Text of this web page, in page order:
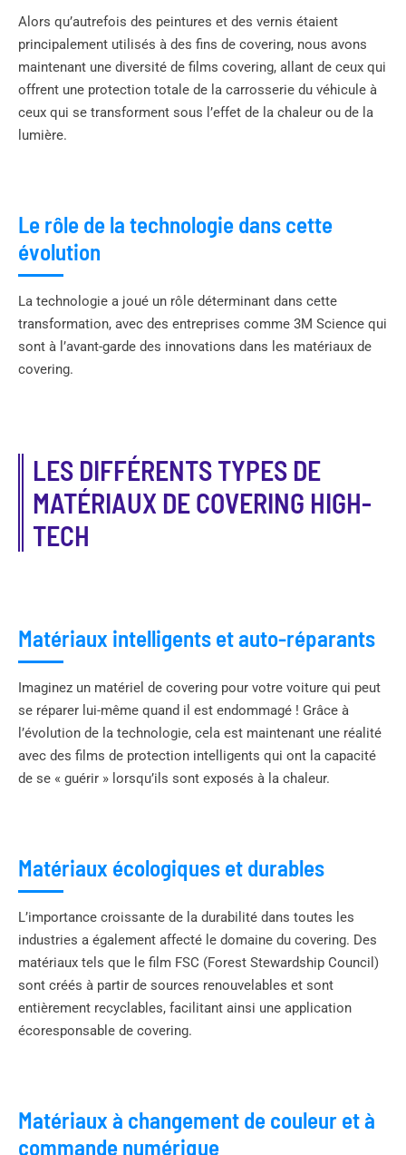
Alors qu’autrefois des peintures et des vernis étaient
principalement utilisés à des fins de covering, nous avons
maintenant une diversité de films covering, allant de ceux qui
offrent une protection totale de la carrosserie du véhicule à
ceux qui se transforment sous l’effet de la chaleur ou de la
lumière.
Le rôle de la technologie dans cette
évolution
La technologie a joué un rôle déterminant dans cette
transformation, avec des entreprises comme 3M Science qui
sont à l’avant-garde des innovations dans les matériaux de
covering.
LES DIFFÉRENTS TYPES DE
MATÉRIAUX DE COVERING HIGH-
TECH
Matériaux intelligents et auto-réparants
Imaginez un matériel de covering pour votre voiture qui peut
se réparer lui-même quand il est endommagé ! Grâce à
l’évolution de la technologie, cela est maintenant une réalité
avec des films de protection intelligents qui ont la capacité
de se « guérir » lorsqu’ils sont exposés à la chaleur.
Matériaux écologiques et durables
L’importance croissante de la durabilité dans toutes les
industries a également affecté le domaine du covering. Des
matériaux tels que le film FSC (Forest Stewardship Council)
sont créés à partir de sources renouvelables et sont
entièrement recyclables, facilitant ainsi une application
écoresponsable de covering.
Matériaux à changement de couleur et à
commande numérique